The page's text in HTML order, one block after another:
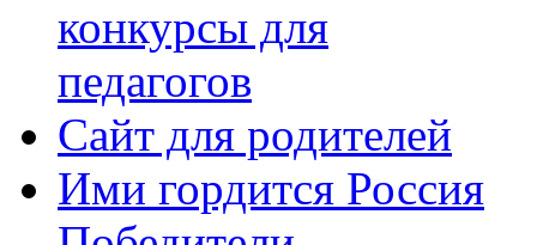
конкурсы для
педагогов
Сайт для родителей
Ими гордится Россия